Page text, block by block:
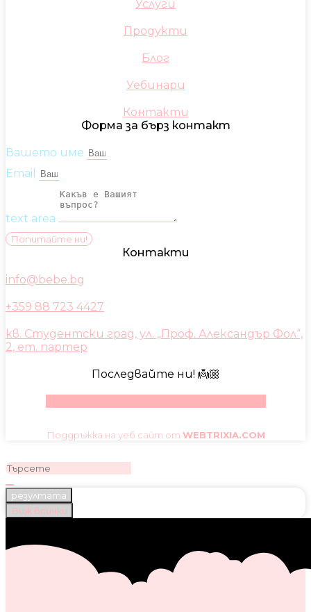
Услуги
Продукти
Блог
Уебинари
Контакти
Форма за бърз контакт
Вашето име
Email
text area
Попитайте ни!
Контакти
info@bebe.bg
+359 88 723 4427
кв. Студентски град, ул. „Проф. Александър Фол“,
2, ет. партер
Последвайте ни! 👼🏼
Поддръжка на уеб сайт от WEBTRIXIA.COM
резултата
Виж всички